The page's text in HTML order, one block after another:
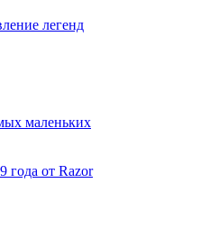
легенд
маленьких
года от Razor